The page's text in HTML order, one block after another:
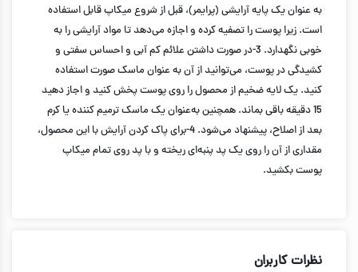
به عنوان یک پایه آرایشی (پرایمر)، قبل از شروع میکاپ قابل استفاده
است. زیرا پوست را تصفیه کرده و اجازه می‌دهد تا مواد آرایشی را به
خوبی نگهدارد. 3-در صورت داشتن علائم کم آبی و احساس سفتی و
کشیدگی در پوست، می‌توانید از آن به عنوان ماسک صورت استفاده
کنید. یک لایه ضخیم از محصول را روی پوست پخش کنید و اجاز دهید
15 دقیقه باقی بماند. همچنین به‌عنوان یک ماسک ترمیم کننده یا کرم
بعد از اصلاح، پیشنهاد می‌شود. 4-برای پاک کردن آرایش با این محصول،
مقداری از آن را روی یک پد پنبه‌ای ریخته و با پد روی تمام میکاپ
پوست بکشید.
نظرات کاربران